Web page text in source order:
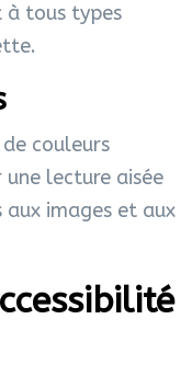
à tous types
couleurs
lecture aisée
images et aux